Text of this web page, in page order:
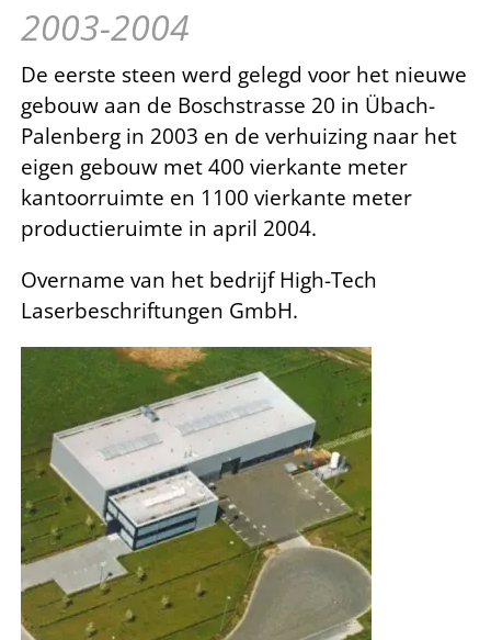
2003-2004
De eerste steen werd gelegd voor het nieuwe
gebouw aan de Boschstrasse 20 in Übach-
Palenberg in 2003 en de verhuizing naar het
eigen gebouw met 400 vierkante meter
kantoorruimte en 1100 vierkante meter
productieruimte in april 2004.
Overname van het bedrijf High-Tech
Laserbeschriftungen GmbH.